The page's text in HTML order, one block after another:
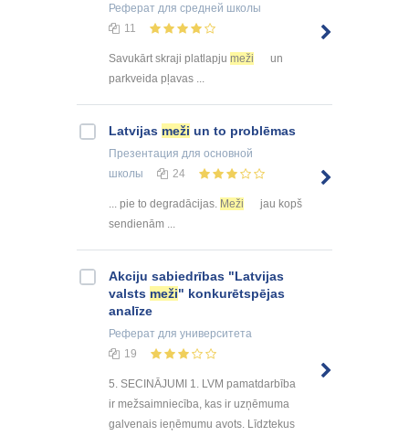
Реферат для средней школы
11
Savukārt skraji platlapju meži
un
parkveida pļavas ...
Latvijas meži un to problēmas
Презентация для основной
школы
24
... pie to degradācijas. Meži
jau kopš
sendienām ...
Akciju sabiedrības "Latvijas
valsts meži" konkurētspējas
analīze
Реферат для университета
19
5. SECINĀJUMI 1. LVM pamatdarbība
ir mežsaimniecība, kas ir uzņēmuma
galvenais ieņēmumu avots. Līdztekus